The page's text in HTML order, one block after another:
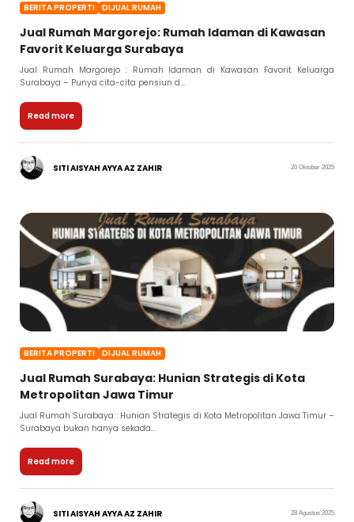
BERITA PROPERTI DIJUAL RUMAH
Jual Rumah Margorejo: Rumah Idaman di Kawasan
Favorit Keluarga Surabaya
Jual Rumah Margorejo : Rumah Idaman di Kawasan Favorit Keluarga
Surabaya – Punya cita-cita pensiun d...
Read more
SITI AISYAH AYYA AZ ZAHIR 20 Oktober 2025
BERITA PROPERTI DIJUAL RUMAH
Jual Rumah Surabaya: Hunian Strategis di Kota
Metropolitan Jawa Timur
Jual Rumah Surabaya : Hunian Strategis di Kota Metropolitan Jawa Timur –
Surabaya bukan hanya sekada...
Read more
SITI AISYAH AYYA AZ ZAHIR 28 Agustus 2025